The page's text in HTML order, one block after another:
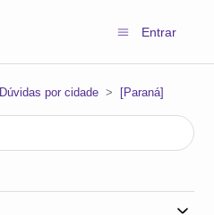
Entrar
Dúvidas por cidade [Paraná]